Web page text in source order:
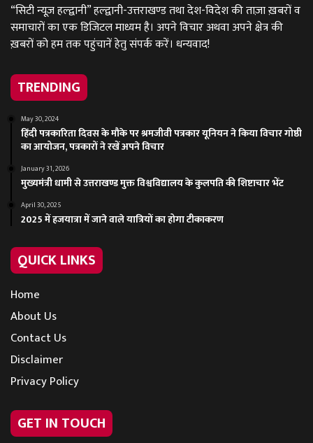
“सिटी न्यूज़ हल्द्वानी” हल्द्वानी-उत्तराखण्ड तथा देश-विदेश की ताज़ा ख़बरों व
समाचारों का एक डिजिटल माध्यम है। अपने विचार अथवा अपने क्षेत्र की
ख़बरों को हम तक पहुंचानें हेतु संपर्क करें। धन्यवाद!
TRENDING
May 30, 2024
हिंदी पत्रकारिता दिवस के मौके पर श्रमजीवी पत्रकार यूनियन ने किया विचार गोष्ठी
का आयोजन, पत्रकारों ने रखें अपने विचार
January 31, 2026
मुख्यमंत्री धामी से उत्तराखण्ड मुक्त विश्वविद्यालय के कुलपति की शिष्टाचार भेंट
April 30, 2025
2025 में हजयात्रा में जाने वाले यात्रियों का होगा टीकाकरण
QUICK LINKS
Home
About Us
Contact Us
Disclaimer
Privacy Policy
GET IN TOUCH